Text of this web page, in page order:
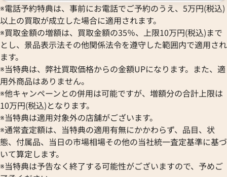
※電話予約特典は、事前にお電話でご予約のうえ、5万円(税込)
以上の買取が成立した場合に適用されます。
※買取金額の増額は、買取金額の35％、上限10万円(税込)まで
とし、景品表示法その他関係法令を遵守した範囲内で適用され
ます。
※当特典は、弊社買取価格からの金額UPになります。また、適
用外商品はありません。
※他キャンペーンとの併用は可能ですが、増額分の合計上限は
10万円(税込)となります。
※当特典は適用対象外の店舗がございます。
※通常査定額は、当特典の適用有無にかかわらず、品目、状
態、付属品、当日の市場相場その他の当社統一査定基準に基づ
いて算定します。
※当特典は予告なく終了する可能性がございますので、予めご